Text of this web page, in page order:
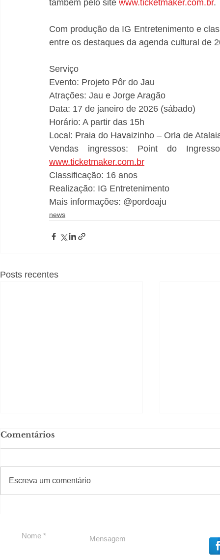
também pelo site www.ticketmaker.com.br.
Com produção da IG Entretenimento e
entre os destaques da agenda cultural de
Serviço
Evento: Projeto Pôr do Jau
Atrações: Jau e Jorge Aragão
Data: 17 de janeiro de 2026 (sábado)
Horário: A partir das 15h
Local: Praia do Havaizinho – Orla de
www.ticketmaker.com.br
Classificação: 16 anos
Realização: IG Entretenimento
Mais informações: @pordoaju
news
Posts recentes
reforçam apoio a
Cláudio Mitidieri
Comentários
Escreva um comentário
#Sugestões